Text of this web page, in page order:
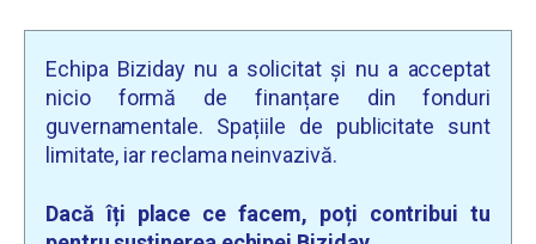
Echipa Biziday nu a solicitat și nu a acceptat
nicio formă de finanțare din fonduri
guvernamentale. Spațiile de publicitate sunt
limitate, iar reclama neinvazivă.
Dacă îți place ce facem, poți contribui tu